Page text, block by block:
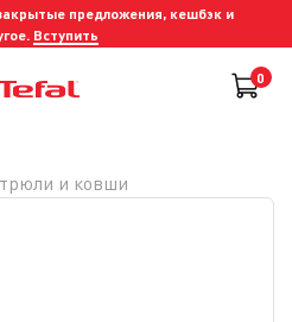
предложения, кешбэк и
Вступить
0
и ковши